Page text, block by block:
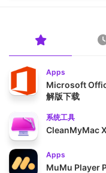
Apps
Microsoft
解版下载
系统工具
CleanMyMac
Apps
MuMu Player